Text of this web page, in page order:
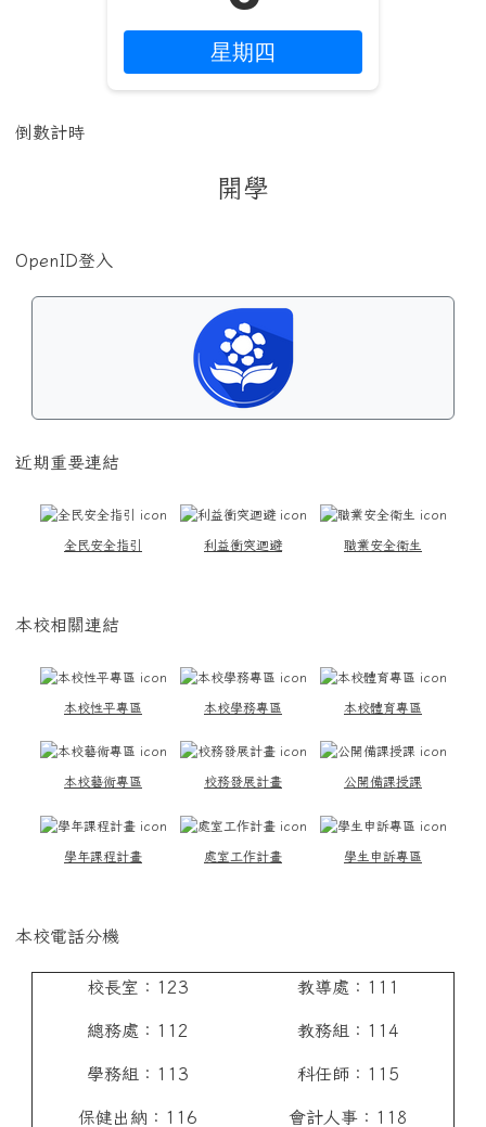
星期四
倒數計時
開學
OpenID登入
近期重要連結
全民安全指引 利益衝突迴避 職業安全衛生
本校相關連結
本校性平專區 本校學務專區 本校體育專區
本校藝術專區 校務發展計畫 公開備課授課
學年課程計畫 處室工作計畫 學生申訴專區
本校電話分機
校長室：123
總務處：112
學務組：113
保健出納：116
教導處：111
教務組：114
科任師：115
會計人事：118